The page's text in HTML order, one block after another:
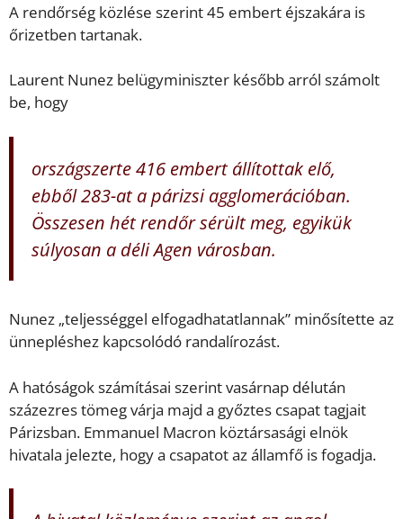
A rendőrség közlése szerint 45 embert éjszakára is
őrizetben tartanak.
Laurent Nunez belügyminiszter később arról számolt
be, hogy
országszerte 416 embert állítottak elő,
ebből 283-at a párizsi agglomerációban.
Összesen hét rendőr sérült meg, egyikük
súlyosan a déli Agen városban.
Nunez „teljességgel elfogadhatatlannak” minősítette az
ünnepléshez kapcsolódó randalírozást.
A hatóságok számításai szerint vasárnap délután
százezres tömeg várja majd a győztes csapat tagjait
Párizsban. Emmanuel Macron köztársasági elnök
hivatala jelezte, hogy a csapatot az államfő is fogadja.